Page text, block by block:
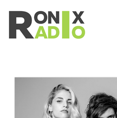
Перейти к основному